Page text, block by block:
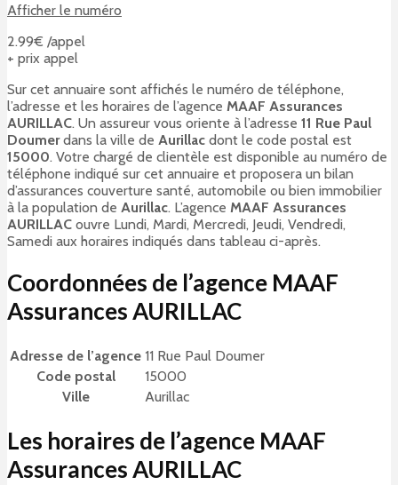
Afficher le numéro
2.99€ /appel
+ prix appel
Sur cet annuaire sont affichés le numéro de téléphone,
l’adresse et les horaires de l’agence MAAF Assurances
AURILLAC. Un assureur vous oriente à l’adresse 11 Rue Paul
Doumerdans la ville de Aurillac dont le code postal est
15000. Votre chargé de clientèle est disponible au numéro de
téléphone indiqué sur cet annuaire et proposera un bilan
d’assurances couverture santé, automobile ou bien immobilier
à la population de Aurillac. L’agence MAAF Assurances
AURILLAC ouvre Lundi, Mardi, Mercredi, Jeudi, Vendredi,
Samedi aux horaires indiqués dans tableau ci-après.
Coordonnées de l’agence MAAF
Assurances AURILLAC
Adresse de l’agence 11 Rue Paul Doumer
Code postal
15000
Ville
Aurillac
Les horaires de l’agence MAAF
Assurances AURILLAC